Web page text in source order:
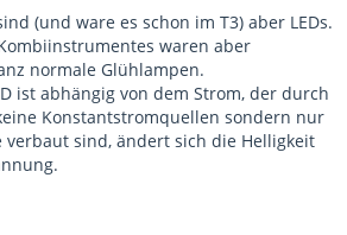
(und ware es schon im T3) aber LEDs.
waren aber
normale Glühlampen.
ist abhängig von dem Strom, der durch
Konstantstromquellen sondern nur
verbaut sind, ändert sich die Helligkeit